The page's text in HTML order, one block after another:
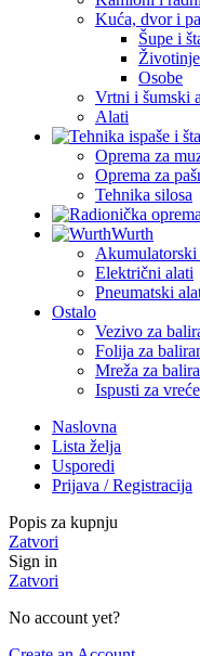
Kuća, dvor i
Šupe i
Životinje
Osobe
Vrtni i šumski
Alati
Oprema za
Oprema za
Tehnika silosa
Wurth
Akumulatorski
Električni alati
Pneumatski
Ostalo
Vezivo za
Folija za
Mreža za
Ispusti za
Naslovna
Lista želja
Usporedi
Prijava / Registracija
Popis za kupnju
Zatvori
Sign in
Zatvori
No account yet?